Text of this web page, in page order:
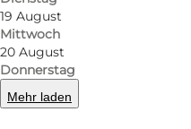
19 August
Mittwoch
20 August
Donnerstag
Mehr laden
Mehr erfahren